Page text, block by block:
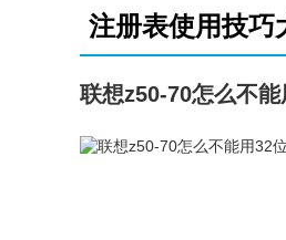
注册表使用技巧
联想z50-70怎么不